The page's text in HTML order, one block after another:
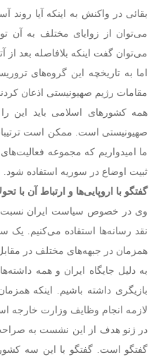
بقائی در واکنش به اینکه آیا
می‌توان از زوایای مختلف به آن
می‌توان گفت اینکه بلافاصله بعد
اما به تاریخچه این گروه‌های
مقامات رژیم صهیونیستی اذعان
همه کشورهای اسلامی باید این
صهیونیستی است. ممکن است
ما امیدواریم که مجموعه
ثبیت اوضاع در سوریه استفاده شود.
گفتگو با اروپایی‌ها و ارتباط آن با
وی در خصوص سیاست ایران نسبت به
نقد رسانه‌ها استقاده می‌کنیم.
همزمان در جبهه‌های مختلف در
به دلیل جایگاه ایران و همه
بازیگری داشته باشیم. اینکه
لازمه انجام وظایف وزارت خارجه
در ژنو هدف از این نشست به
گفتگو است. گفتگو با این سه